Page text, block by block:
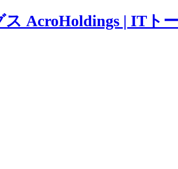
AcroHoldings | ITト